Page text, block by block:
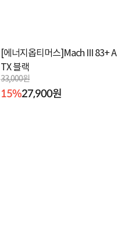
[에너지옵티머스]Mach III 83+ A
TX 블랙
33,000원
15%27,900원